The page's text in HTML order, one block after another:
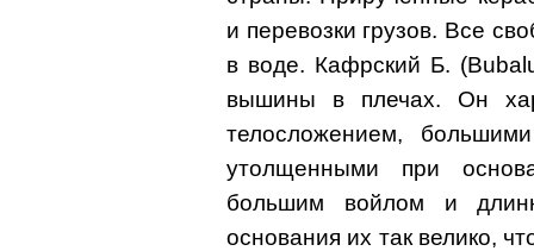
и перевозки грузов. Все
в воде. Кафрский Б.
вышины в плечах. Он
телосложением,
утолщенными при
большим войлом и
основания их так велико,